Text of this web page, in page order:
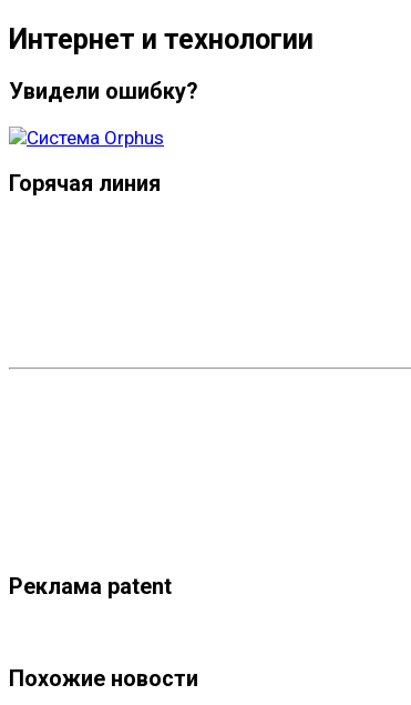
Интернет и технологии
Увидели ошибку?
Горячая линия
Реклама patent
Похожие новости